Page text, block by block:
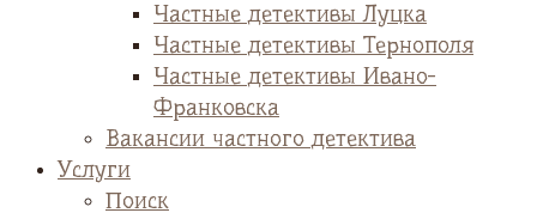
Частные детективы Луцка
Частные детективы Тернополя
Частные детективы Ивано-
Франковска
Вакансии частного детектива
Услуги
Поиск